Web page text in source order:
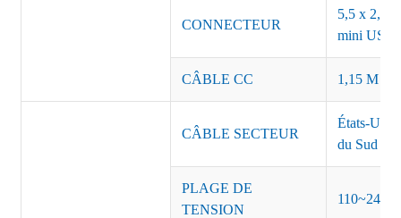
CONNECTEUR
5,5 x 2,5,
mini USB
CÂBLE CC 1,15 M ou
CÂBLE SECTEUR
États-Unis
du Sud
PLAGE DE
TENSION
110~240